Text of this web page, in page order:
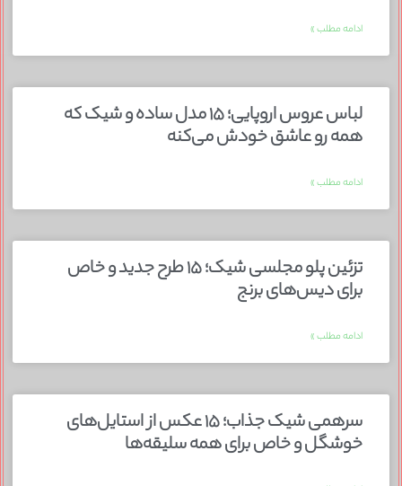
ادامه مطلب »
لباس عروس اروپایی؛ ۱۵ مدل ساده و شیک که
همه رو عاشق خودش می‌کنه
ادامه مطلب »
تزئین پلو مجلسی شیک؛ ۱۵ طرح جدید و خاص
برای دیس‌های برنج
ادامه مطلب »
سرهمی شیک جذاب؛ ۱۵ عکس از استایل‌های
خوشگل و خاص برای همه سلیقه‌ها